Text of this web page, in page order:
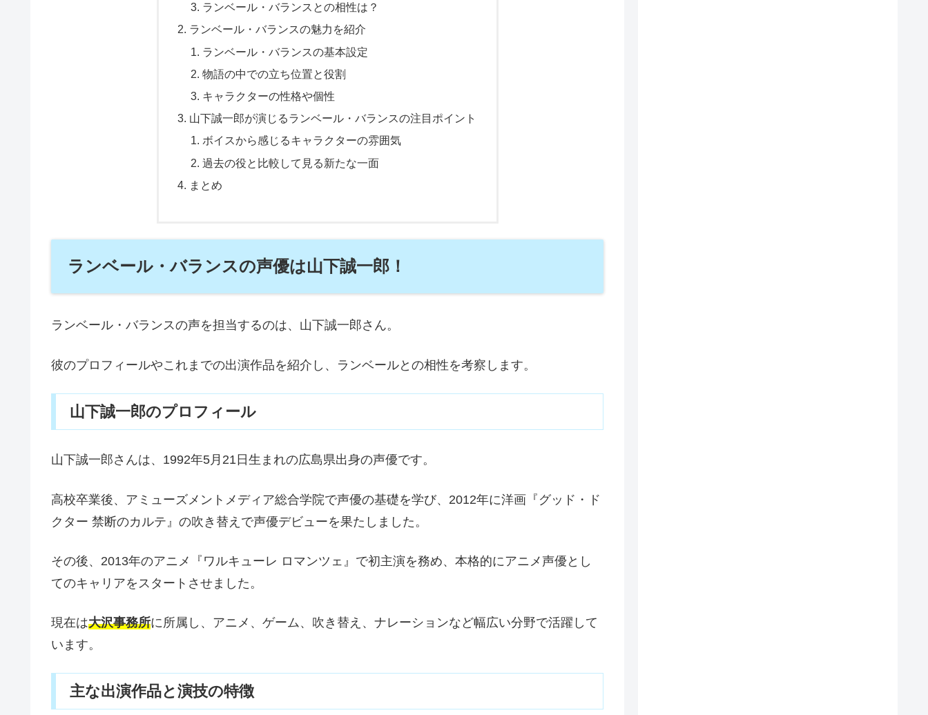
ランベール・バランスとの相性は？
ランベール・バランスの魅力を紹介
ランベール・バランスの基本設定
物語の中での立ち位置と役割
キャラクターの性格や個性
山下誠一郎が演じるランベール・バランスの注目ポイント
ボイスから感じるキャラクターの雰囲気
過去の役と比較して見る新たな一面
まとめ
ランベール・バランスの声優は山下誠一郎！
ランベール・バランスの声を担当するのは、山下誠一郎さん。
彼のプロフィールやこれまでの出演作品を紹介し、ランベールとの相性を考察します。
山下誠一郎のプロフィール
山下誠一郎さんは、1992年5月21日生まれの広島県出身の声優です。
高校卒業後、アミューズメントメディア総合学院で声優の基礎を学び、2012年に洋画『グッド・ド
クター 禁断のカルテ』の吹き替えで声優デビューを果たしました。
その後、2013年のアニメ『ワルキューレ ロマンツェ』で初主演を務め、本格的にアニメ声優とし
てのキャリアをスタートさせました。
現在は大沢事務所に所属し、アニメ、ゲーム、吹き替え、ナレーションなど幅広い分野で活躍して
います。
主な出演作品と演技の特徴